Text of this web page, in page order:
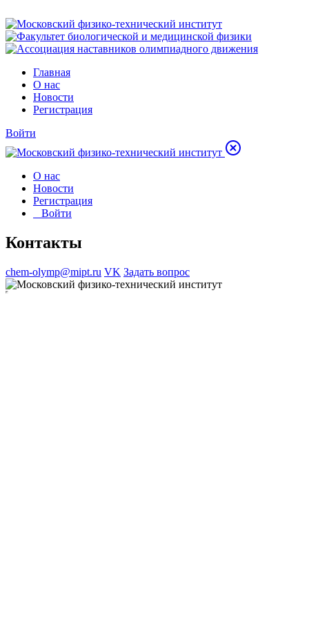
Главная
О нас
Новости
Регистрация
Войти
О нас
Новости
Регистрация
Войти
Контакты
chem-olymp@mipt.ru VK Задать вопрос